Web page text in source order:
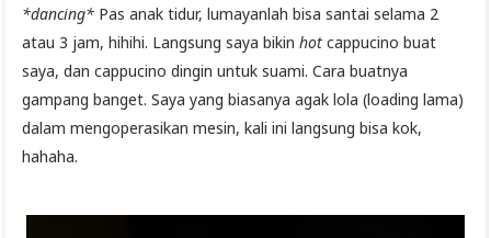
*dancing* Pas anak tidur, lumayanlah bisa santai selama 2
atau 3 jam, hihihi. Langsung saya bikin hot cappucino buat
saya, dan cappucino dingin untuk suami. Cara buatnya
gampang banget. Saya yang biasanya agak lola (loading lama)
dalam mengoperasikan mesin, kali ini langsung bisa kok,
hahaha.